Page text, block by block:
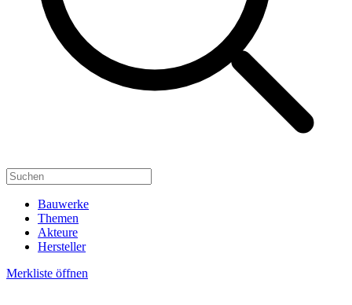
Bauwerke
Themen
Akteure
Hersteller
Merkliste öffnen